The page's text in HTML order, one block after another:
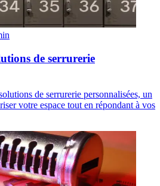
de serrurerie
de serrurerie personnalisées, un
votre espace tout en répondant à vos